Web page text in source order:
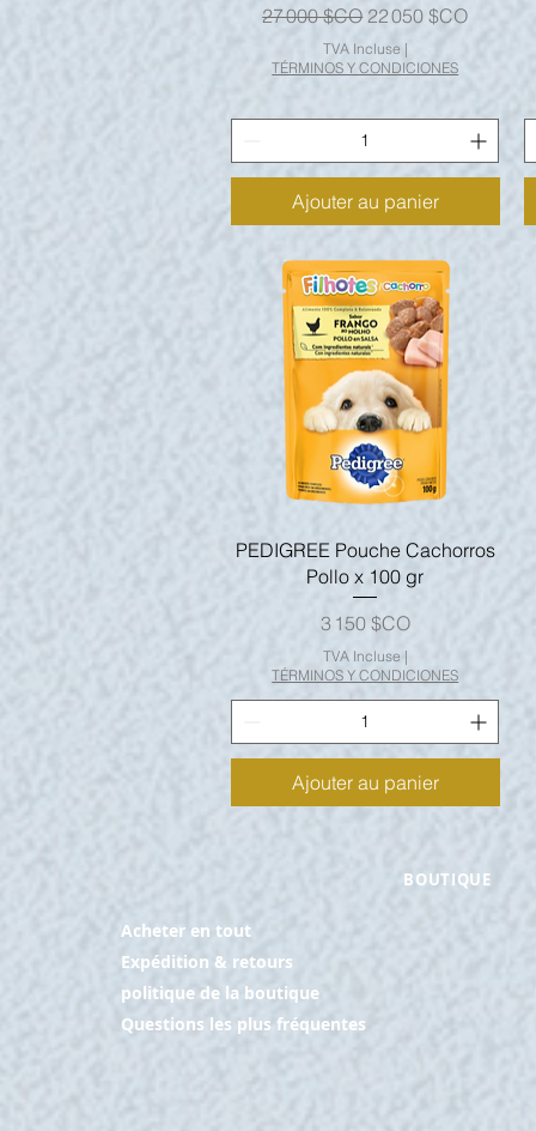
Prix original
27 000 $CO Prix promotionnel
22 050 $CO
TVA Incluse |
TÉRMINOS Y CONDICIONES
Ajouter au panier
Aperçu rapide
PEDIGREE Pouche Cachorros
Pollo x 100 gr
Prix
3 150 $CO
TVA Incluse |
TÉRMINOS Y CONDICIONES
Ajouter au panier
BOUTIQUE
Acheter en tout
Expédition & retours
politique de la boutique
Questions les plus fréquentes